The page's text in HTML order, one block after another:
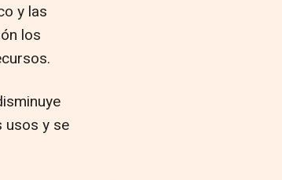
y las
los
usos y se